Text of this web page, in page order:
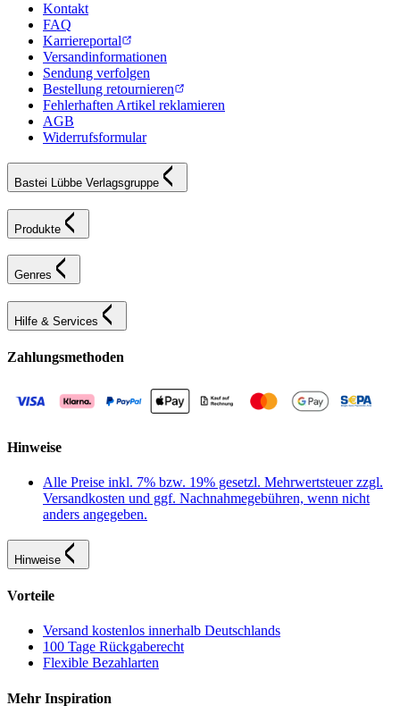
Kontakt
FAQ
Karriereportal
Versandinformationen
Sendung verfolgen
Bestellung retournieren
Fehlerhaften Artikel reklamieren
AGB
Widerrufsformular
Bastei Lübbe Verlagsgruppe
Produkte
Genres
Hilfe & Services
Zahlungsmethoden
Hinweise
Alle Preise inkl. 7% bzw. 19% gesetzl. Mehrwertsteuer zzgl.
Versandkosten und ggf. Nachnahmegebühren, wenn nicht
anders angegeben.
Hinweise
Vorteile
Versand kostenlos innerhalb Deutschlands
100 Tage Rückgaberecht
Flexible Bezahlarten
Mehr Inspiration